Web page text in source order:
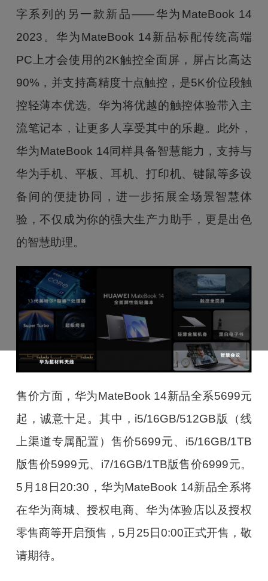
字系列的另一款新品——华为MateBook 14
2023。华为MateBook 14新品标配传统高端
PC上才会使用的2K触控全面屏，屏占比高达
90%，并支持高精度十点触控，是5K价位段触
控轻薄本优选。华为将优越的触控体验带入主
流笔记本，让更多人享受其中的乐趣。此外，
华为MateBook 14同样具备智慧能力，支持与
华为手机、平板、耳机、打印机、键鼠等多设
备间的便捷协同，进一步拓展全场景智慧体
验，不仅成为你的强大生产力助手，更是出色
的智慧助理。
售价方面，华为MateBook 14新品全系5699元
起，诚意十足。其中，i5/16GB/512GB版（线
上渠道专属配置）售价5699元、i5/16GB/1TB
版售价5999元、i7/16GB/1TB版售价6999元。
5月18日20:30，华为MateBook 14新品全系将
在华为商城、授权电商、华为体验店以及授权
零售商等开启预售，5月25日0:00正式开售，敬
请期待。